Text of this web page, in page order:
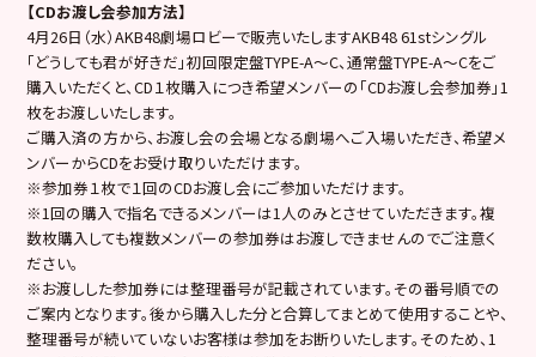
【CDお渡し会参加方法】
4月26日（水）AKB48劇場ロビーで販売いたしますAKB48 61stシングル
「どうしても君が好きだ」初回限定盤TYPE-A～C、通常盤TYPE-A～Cをご
購入いただくと、CD１枚購入につき希望メンバーの「CDお渡し会参加券」1
枚をお渡しいたします。
ご購入済の方から、お渡し会の会場となる劇場へご入場いただき、希望メ
ンバーからCDをお受け取りいただけます。
※参加券１枚で１回のCDお渡し会にご参加いただけます。
※1回の購入で指名できるメンバーは1人のみとさせていただきます。複
数枚購入しても複数メンバーの参加券はお渡しできませんのでご注意く
ださい。
※お渡しした参加券には整理番号が記載されています。その番号順での
ご案内となります。後から購入した分と合算してまとめて使用することや、
整理番号が続いていないお客様は参加をお断りいたします。そのため、1